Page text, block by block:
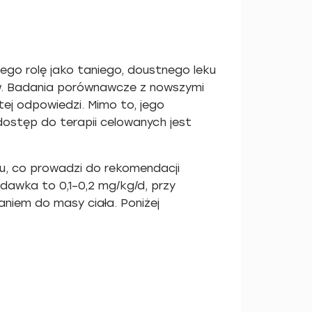
rolę jako taniego, doustnego leku
Badania porównawcze z nowszymi
odpowiedzi. Mimo to, jego
do terapii celowanych jest
co prowadzi do rekomendacji
to 0,1–0,2 mg/kg/d, przy
do masy ciała. Poniżej